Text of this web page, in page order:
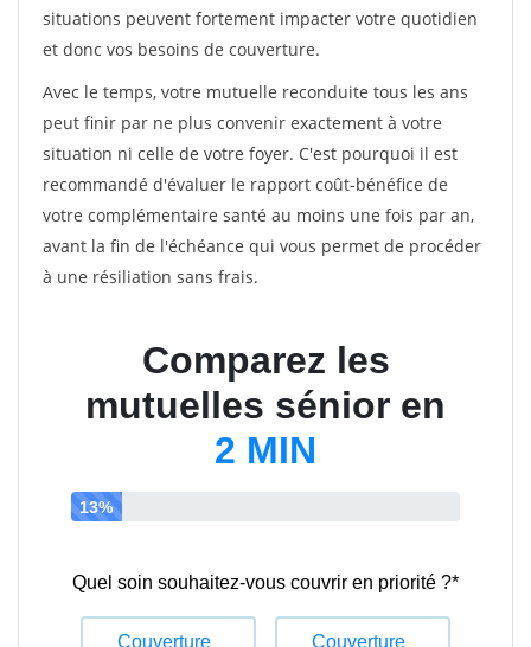
situations peuvent fortement impacter votre quotidien
et donc vos besoins de couverture.
Avec le temps, votre mutuelle reconduite tous les ans
peut finir par ne plus convenir exactement à votre
situation ni celle de votre foyer. C'est pourquoi il est
recommandé d'évaluer le rapport coût-bénéfice de
votre complémentaire santé au moins une fois par an,
avant la fin de l'échéance qui vous permet de procéder
à une résiliation sans frais.